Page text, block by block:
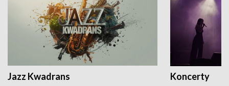
Jazz Kwadrans Koncerty